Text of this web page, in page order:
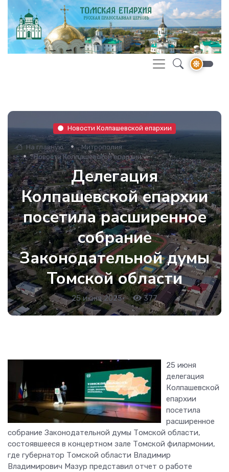
Новости Колпашевской епархии
На главную
Митрополия
Новости Колпашевской епархии
Делегация
Колпашевской епархии
посетила расширенное
собрание
Законодательной думы
Томской области
25 июня 2025• 377
25 июня
делегация
Колпашевской
епархии
посетила
расширенное
собрание Законодательной думы Томской области,
состоявшееся в концертном зале Томской филармонии,
где губернатор Томской области Владимир
Владимирович Мазур представил отчет о работе